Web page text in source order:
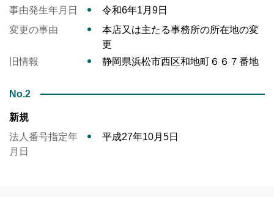
事由発生年月日
令和6年1月9日
変更の事由
本店又は主たる事務所の所在地の変
更
旧情報
静岡県浜松市西区和地町６６７番地
No.2
新規
法人番号指定年
月日
平成27年10月5日